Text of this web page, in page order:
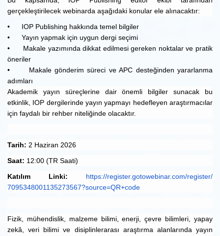
gerçekleştirilecek webinarda aşağıdaki konular ele alınacaktır:
• IOP Publishing hakkında temel bilgiler
• Yayın yapmak için uygun dergi seçimi
• Makale yazımında dikkat edilmesi gereken noktalar ve pratik
öneriler
• Makale gönderim süreci ve APC desteğinden yararlanma
adımları
Akademik yayın süreçlerine dair önemli bilgiler sunacak bu
etkinlik, IOP dergilerinde yayın yapmayı hedefleyen araştırmacılar
için faydalı bir rehber niteliğinde olacaktır.
Tarih: 2 Haziran 2026
Saat: 12:00 (TR Saati)
Katılım Linki:
https://register.gotowebinar.com/register/
7095348001135273567?source=QR+code
Fizik, mühendislik, malzeme bilimi, enerji, çevre bilimleri, yapay
zekâ, veri bilimi ve disiplinlerarası araştırma alanlarında yayın